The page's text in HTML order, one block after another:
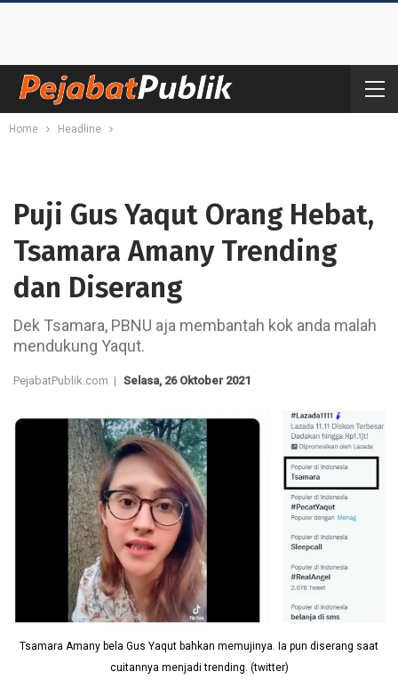
Home Headline
Puji Gus Yaqut Orang Hebat,
Tsamara Amany Trending
dan Diserang
Dek Tsamara, PBNU aja membantah kok anda malah
mendukung Yaqut.
PejabatPublik.com | Selasa, 26 Oktober 2021
Tsamara Amany bela Gus Yaqut bahkan memujinya. Ia pun diserang saat
cuitannya menjadi trending. (twitter)